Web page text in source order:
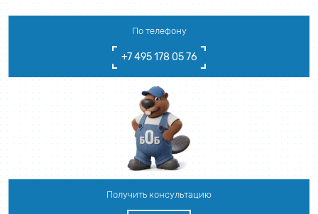
По телефону
+7 495 178 05 76
Получить консультацию